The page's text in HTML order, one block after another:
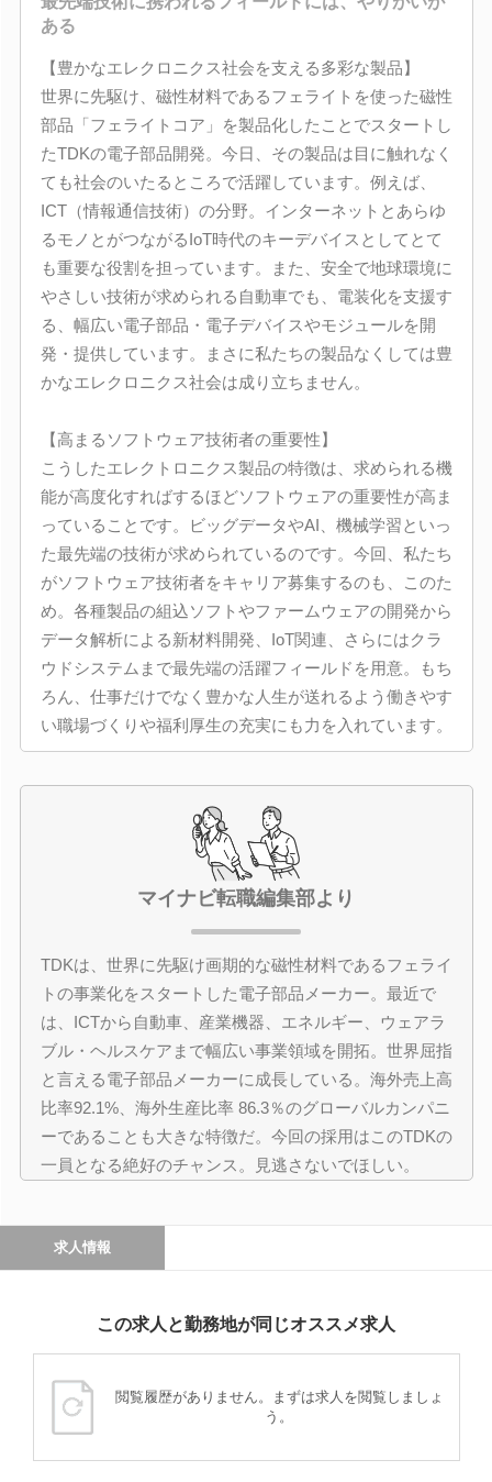
ある
【豊かなエレクロニクス社会を支える多彩な製品】
世界に先駆け、磁性材料であるフェライトを使った磁性
部品「フェライトコア」を製品化したことでスタートし
たTDKの電子部品開発。今日、その製品は目に触れなく
ても社会のいたるところで活躍しています。例えば、
ICT（情報通信技術）の分野。インターネットとあらゆ
るモノとがつながるIoT時代のキーデバイスとしてとて
も重要な役割を担っています。また、安全で地球環境に
やさしい技術が求められる自動車でも、電装化を支援す
る、幅広い電子部品・電子デバイスやモジュールを開
発・提供しています。まさに私たちの製品なくしては豊
かなエレクロニクス社会は成り立ちません。
【高まるソフトウェア技術者の重要性】
こうしたエレクトロニクス製品の特徴は、求められる機
能が高度化すればするほどソフトウェアの重要性が高ま
っていることです。ビッグデータやAI、機械学習といっ
た最先端の技術が求められているのです。今回、私たち
がソフトウェア技術者をキャリア募集するのも、このた
め。各種製品の組込ソフトやファームウェアの開発から
データ解析による新材料開発、IoT関連、さらにはクラ
ウドシステムまで最先端の活躍フィールドを用意。もち
ろん、仕事だけでなく豊かな人生が送れるよう働きやす
い職場づくりや福利厚生の充実にも力を入れています。
マイナビ転職編集部より
TDKは、世界に先駆け画期的な磁性材料であるフェライ
トの事業化をスタートした電子部品メーカー。最近で
は、ICTから自動車、産業機器、エネルギー、ウェアラ
ブル・ヘルスケアまで幅広い事業領域を開拓。世界屈指
と言える電子部品メーカーに成長している。海外売上高
比率92.1%、海外生産比率 86.3％のグローバルカンパニ
ーであることも大きな特徴だ。今回の採用はこのTDKの
一員となる絶好のチャンス。見逃さないでほしい。
求人情報
この求人と勤務地が同じオススメ求人
閲覧履歴がありません。まずは求人を閲覧しましょ
う。